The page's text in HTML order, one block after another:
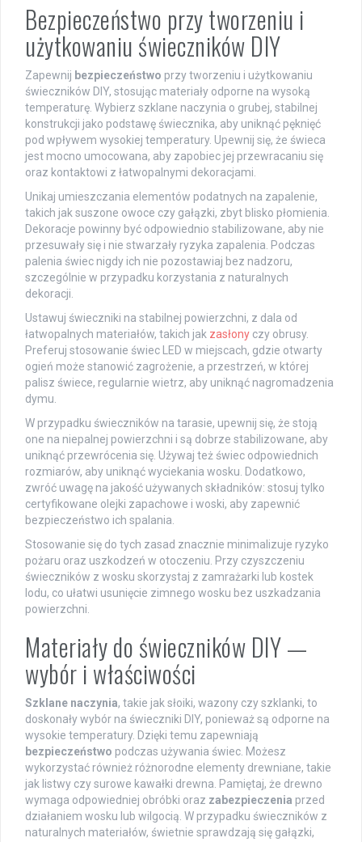
Bezpieczeństwo przy tworzeniu i
użytkowaniu świeczników DIY
Zapewnij bezpieczeństwo przy tworzeniu i użytkowaniu
świeczników DIY, stosując materiały odporne na wysoką
temperaturę. Wybierz szklane naczynia o grubej, stabilnej
konstrukcji jako podstawę świecznika, aby uniknąć pęknięć
pod wpływem wysokiej temperatury. Upewnij się, że świeca
jest mocno umocowana, aby zapobiec jej przewracaniu się
oraz kontaktowi z łatwopalnymi dekoracjami.
Unikaj umieszczania elementów podatnych na zapalenie,
takich jak suszone owoce czy gałązki, zbyt blisko płomienia.
Dekoracje powinny być odpowiednio stabilizowane, aby nie
przesuwały się i nie stwarzały ryzyka zapalenia. Podczas
palenia świec nigdy ich nie pozostawiaj bez nadzoru,
szczególnie w przypadku korzystania z naturalnych
dekoracji.
Ustawuj świeczniki na stabilnej powierzchni, z dala od
łatwopalnych materiałów, takich jak zasłony czy obrusy.
Preferuj stosowanie świec LED w miejscach, gdzie otwarty
ogień może stanowić zagrożenie, a przestrzeń, w której
palisz świece, regularnie wietrz, aby uniknąć nagromadzenia
dymu.
W przypadku świeczników na tarasie, upewnij się, że stoją
one na niepalnej powierzchni i są dobrze stabilizowane, aby
uniknąć przewrócenia się. Używaj też świec odpowiednich
rozmiarów, aby uniknąć wyciekania wosku. Dodatkowo,
zwróć uwagę na jakość używanych składników: stosuj tylko
certyfikowane olejki zapachowe i woski, aby zapewnić
bezpieczeństwo ich spalania.
Stosowanie się do tych zasad znacznie minimalizuje ryzyko
pożaru oraz uszkodzeń w otoczeniu. Przy czyszczeniu
świeczników z wosku skorzystaj z zamrażarki lub kostek
lodu, co ułatwi usunięcie zimnego wosku bez uszkadzania
powierzchni.
Materiały do świeczników DIY —
wybór i właściwości
Szklane naczynia, takie jak słoiki, wazony czy szklanki, to
doskonały wybór na świeczniki DIY, ponieważ są odporne na
wysokie temperatury. Dzięki temu zapewniają
bezpieczeństwo podczas używania świec. Możesz
wykorzystać również różnorodne elementy drewniane, takie
jak listwy czy surowe kawałki drewna. Pamiętaj, że drewno
wymaga odpowiedniej obróbki oraz zabezpieczenia przed
działaniem wosku lub wilgocią. W przypadku świeczników z
naturalnych materiałów, świetnie sprawdzają się gałązki,